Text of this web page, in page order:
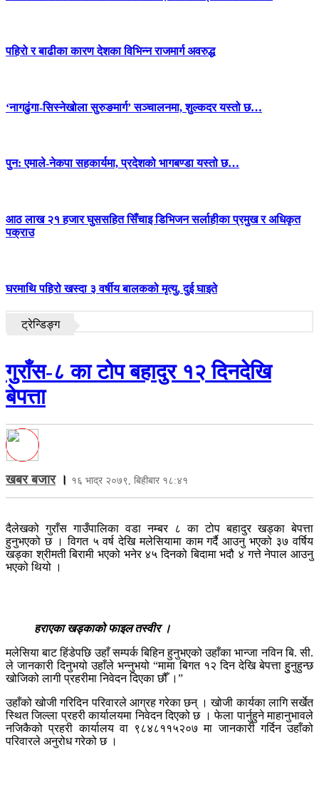
पहिरो र बाढीका कारण देशका विभिन्न राजमार्ग अवरुद्ध
‘नागढुंगा-सिस्नेखोला सुरुङमार्ग’ सञ्चालनमा, शुल्कदर यस्तो छ…
पुन: एमाले-नेकपा सहकार्यमा, प्रदेशको भागबण्डा यस्तो छ…
आठ लाख २१ हजार घुससहित सिँचाइ डिभिजन सर्लाहीका प्रमुख र अधिकृत
पक्राउ
घरमाथि पहिरो खस्दा ३ वर्षीय बालकको मृत्यु, दुई घाइते
ट्रेन्डिङ्ग
गुराँस-८ का टोप बहादुर १२ दिनदेखि
बेपत्ता
खबर बजार। १६ भाद्र २०७९, बिहीबार १८:४१
दैलेखको गुराँस गाउँपालिका वडा नम्बर ८ का टोप बहादुर खड्का बेपत्ता
हुनुभएको छ । विगत ५ वर्ष देखि मलेसियामा काम गर्दै आउनु भएको ३७ वर्षिय
खड्का श्रीमती बिरामी भएको भनेर ४५ दिनको बिदामा भदौ ४ गत्ते नेपाल आउनु
भएको थियो ।
हराएका खड्काको फाइल तस्वीर ।
मलेसिया बाट हिंडेपछि उहाँ सम्पर्क बिहिन हुनुभएको उहाँका भान्जा नविन बि. सी.
ले जानकारी दिनुभयो उहाँले भन्नुभयो “मामा बिगत १२ दिन देखि बेपत्ता हुुनुहुन्छ
खोजिको लागी प्रहरीमा निवेदन दिएका छौँ ।”
उहाँको खोजी गरिदिन परिवारले आग्रह गरेका छन् । खोजी कार्यका लागि सर्खेत
स्थित जिल्ला प्रहरी कार्यालयमा निवेदन दिएको छ । फेला पार्नुहुने माहानुभावले
नजिकैको प्रहरी कार्यालय वा ९८४८११५२०७ मा जानकारी गर्दिन उहाँको
परिवारले अनुरोध गरेको छ ।